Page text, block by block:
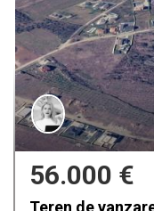
zona strazii